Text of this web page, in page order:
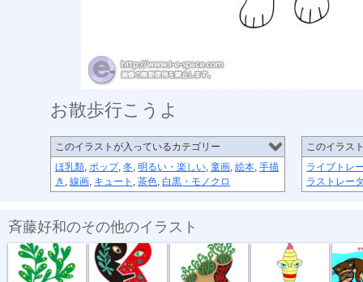
お散歩行こうよ
このイラストが入っているカテゴリー
ほ乳類, ポップ, 冬, 明るい・楽しい, 童画, 絵本, 手描
き , 線画, キュート , 茶色, 白黒・モノクロ
このイラス
ライブトレ
ラストレー
斉藤好和のその他のイラスト
植物のチカラ 組み合わせ 植木鉢